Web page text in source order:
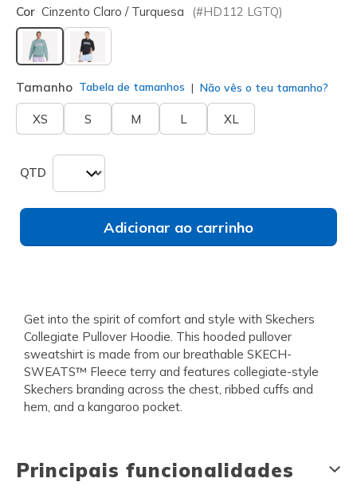
Cor Cinzento Claro / Turquesa (#HD112 LGTQ)
selecionado
Tamanho Tabela de tamanhos Não vês o teu tamanho?
XS S M L XL
QTD
Adicionar ao carrinho
Get into the spirit of comfort and style with Skechers
Collegiate Pullover Hoodie. This hooded pullover
sweatshirt is made from our breathable SKECH-
SWEATS™ Fleece terry and features collegiate-style
Skechers branding across the chest, ribbed cuffs and
hem, and a kangaroo pocket.
Principais funcionalidades